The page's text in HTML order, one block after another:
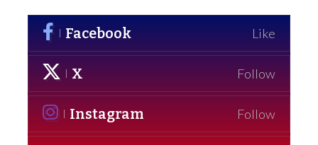
Facebook Like
X Follow
Instagram Follow